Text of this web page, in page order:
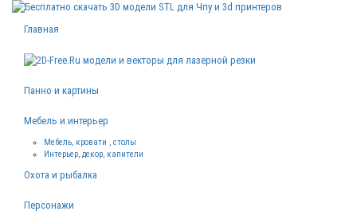
Главная
Панно и картины
Мебель и интерьер
Мебель, кровати , столы
Интерьер, декор, капители
Охота и рыбалка
Персонажи